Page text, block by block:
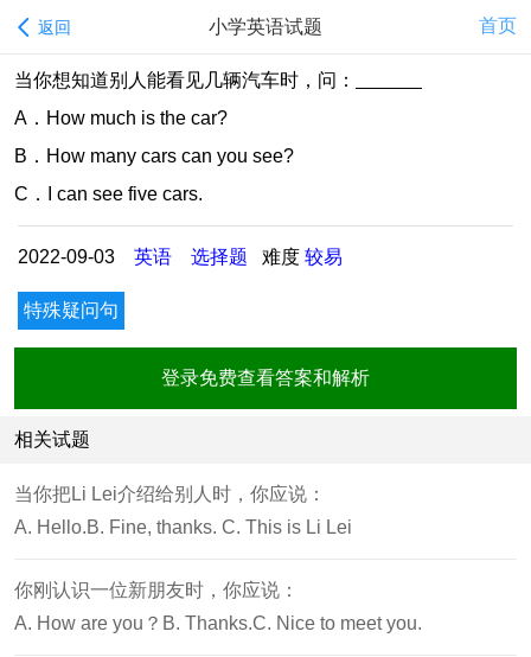
返回 小学英语试题 首页
当你想知道别人能看见几辆汽车时，问：
A．How much is the car?
B．How many cars can you see?
C．I can see five cars.
2022-09-03 英语 选择题 难度 较易
特殊疑问句
登录免费查看答案和解析
相关试题
当你把Li Lei介绍给别人时，你应说：
A. Hello.B. Fine, thanks. C. This is Li Lei
你刚认识一位新朋友时，你应说：
A. How are you？B. Thanks.C. Nice to meet you.